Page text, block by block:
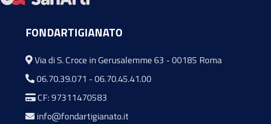
FONDARTIGIANATO
Via di S. Croce in Gerusalemme 63 - 00185 Roma
06.70.39.071 -06.70.45.41.00
CF: 97311470583
info@fondartigianato.it